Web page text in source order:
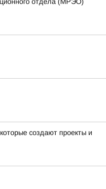
создают проекты и